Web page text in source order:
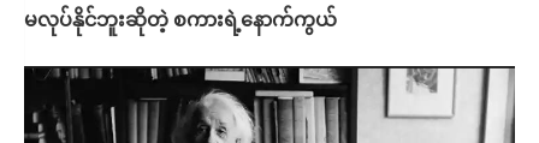
မလုပ်နိုင်ဘူးဆိုတဲ့ စကားရဲ့နောက်ကွယ်